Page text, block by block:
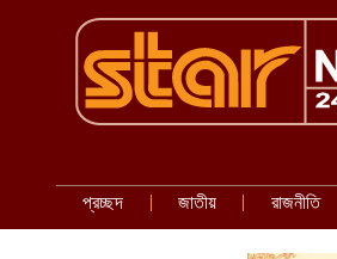
প্রচ্ছদ জাতীয় রাজনীতি